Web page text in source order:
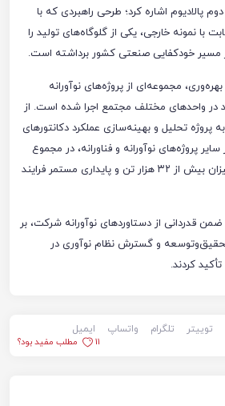
پالادیوم اشاره کرد؛ طرحی راهبردی که با
با نمونه خارجی، یکی از گلوگاه‌های تولید را
مسیر خودکفایی صنعتی کشور برداشته است.
مجموعه‌ای از پروژه‌های نوآورانه
در واحدهای مختلف مجتمع اجرا شده است. از
پروژه تحلیل و بهینه‌سازی عملکرد دکانتورهای
پروژه‌های نوآورانه و فناورانه، در مجموع
منجر به افزایش تولید به میزان بیش از ۳۲ هزار تن و پایداری مستمر فرایند
ضمن قدردانی از دستاوردهای نوآورانه شرکت، بر
و گسترش نظام نوآوری در
کردند.
توییتر تلگرام واتساپ
ایمیل
11
مطلب مفید بود؟